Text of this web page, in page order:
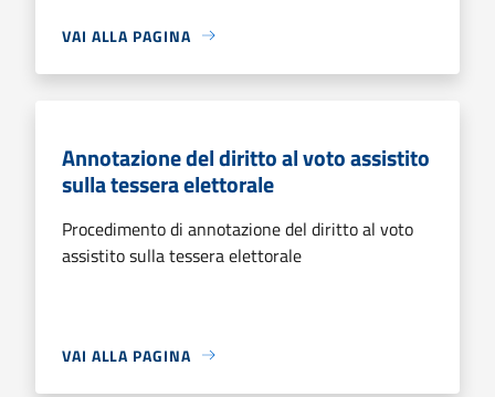
VAI ALLA PAGINA
Annotazione del diritto al voto assistito
sulla tessera elettorale
Procedimento di annotazione del diritto al voto
assistito sulla tessera elettorale
VAI ALLA PAGINA